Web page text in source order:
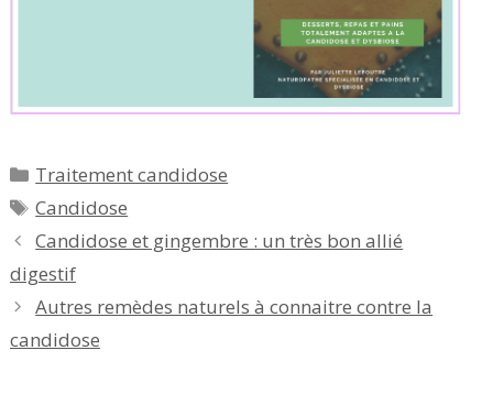
Catégories
Traitement candidose
Étiquettes
Candidose
Candidose et gingembre : un très bon allié
digestif
Autres remèdes naturels à connaitre contre la
candidose